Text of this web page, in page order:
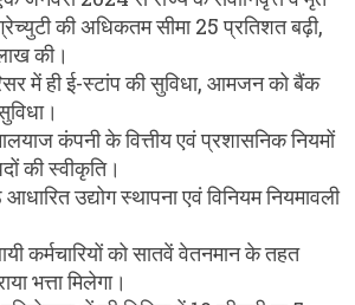
की अधिकतम सीमा 25 प्रतिशत बढ़ी,
की।
में ही ई-स्टांप की सुविधा, आमजन को बैंक
कंपनी के वित्तीय एवं प्रशासनिक नियमों
की स्वीकृति।
उद्योग स्थापना एवं विनियम नियमावली
कर्मचारियों को सातवें वेतनमान के तहत
भत्ता मिलेगा।